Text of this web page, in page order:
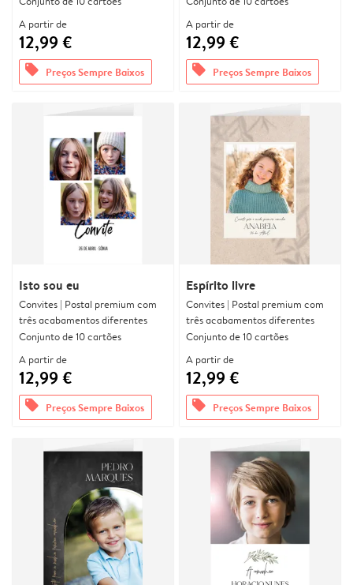
A partir de
12,99 €
offers Preços Sempre Baixos
A partir de
12,99 €
offers Preços Sempre Baixos
Isto sou eu
Convites | Postal premium com
três acabamentos diferentes
Conjunto de 10 cartões
A partir de
12,99 €
offers Preços Sempre Baixos
Espírito livre
Convites | Postal premium com
três acabamentos diferentes
Conjunto de 10 cartões
A partir de
12,99 €
offers Preços Sempre Baixos